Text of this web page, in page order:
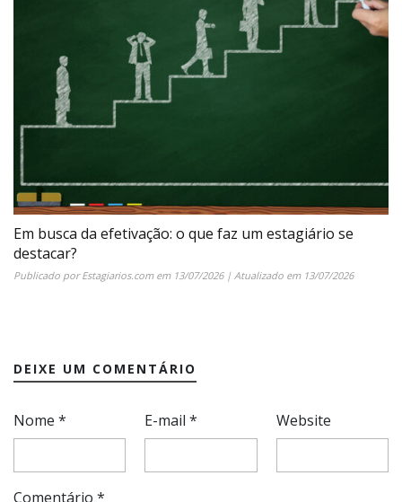
Em busca da efetivação: o que faz um estagiário se
destacar?
Publicado porEstagiarios.comem 13/07/2026| Atualizado em 13/07/2026
DEIXE UM COMENTÁRIO
Nome * E-mail* Website
Comentário *